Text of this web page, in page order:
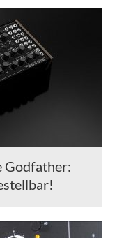
Godfather: